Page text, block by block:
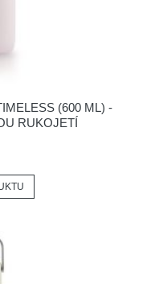
(600 ML) -
RUKOJETÍ